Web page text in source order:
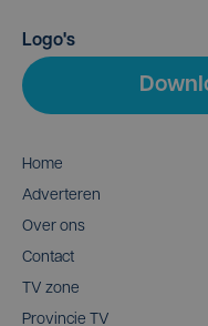
Logo's
Home
Adverteren
Over ons
Contact
TV zone
Provincie TV